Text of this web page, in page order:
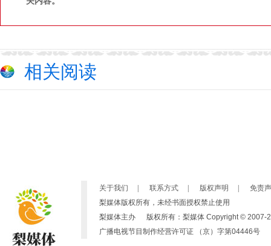
相关阅读
关于我们 联系方式 版权声明
免责
梨媒体版权所有，未经书面授权禁止使用
梨媒体主办 版权所有：梨媒体 Copyright © 2007-
广播电视节目制作经营许可证 （京）字第04446